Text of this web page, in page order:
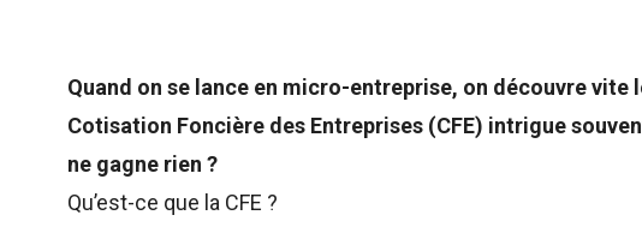
Quand on se lance en micro-entreprise, on découvre
Cotisation Foncière des Entreprises (CFE) intrigue
ne gagne rien ?
Qu’est-ce que la CFE ?